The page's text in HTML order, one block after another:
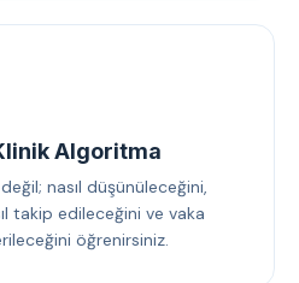
Algoritma
nasıl düşünüleceğini,
takip edileceğini ve vaka
öğrenirsiniz.